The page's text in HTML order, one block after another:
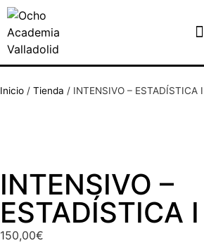
Inicio / Tienda / INTENSIVO – ESTADÍSTICA I
INTENSIVO –
ESTADÍSTICA I
150,00€